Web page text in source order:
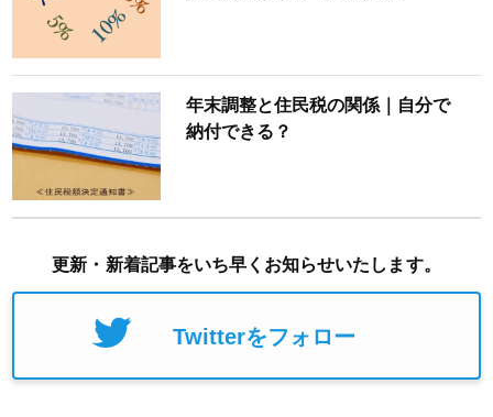
年末調整と住民税の関係｜自分で
納付できる？
更新・新着記事をいち早くお知らせいたします。
Twitterをフォロー